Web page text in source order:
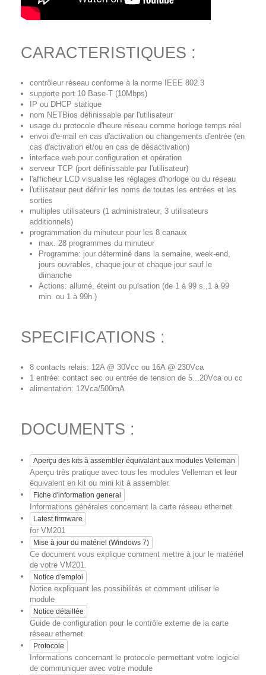
CARACTERISTIQUES :
contrôleur réseau conforme à la norme IEEE 802.3
supporte port 10 Base-T (10Mbps)
IP ou DHCP statique
nom NETBios définissable par l'utilisateur
usage du protocole d'heure réseau comme horloge temps réel
envoi d'e-mail en cas d'activation ou changements d'entrée (en
cas d'activation et/ou en cas de désactivation)
interface web pour configuration et opération
serveur TCP (port définissable par l'utilisateur)
l'afficheur LCD visualise les réglages d'horloge ou du réseau
l'utilisateur peut définir les noms de toutes les entrées et les
sorties
multiples utilisateurs (1 administrateur, 3 utilisateurs
additionnels)
programmation du minuteur pour les 8 canaux
max. 28 programmes du minuteur
Programme: jour déterminé dans la semaine, week-end,
jours ouvrables, chaque jour et chaque jour sauf le
dimanche
Actions: allumé, éteint ou pulsation (de 1 à 99 s.,1 à 99
min. ou 1 à 99h.)
SPECIFICATIONS :
8 contacts relais: 12A @ 30Vcc ou 16A @ 230Vca
1 entrée: contact sec ou entrée de tension de 5...20Vca ou cc
alimentation: 12Vca/500mA
DOCUMENTS :
Aperçu des kits à assembler équivalant aux modules Velleman
Aperçu très pratique avec tous les modules Velleman et leur
équivalent en kit ou mini kit à assembler.
Fiche d'information general
Informations générales concernant la carte réseau ethernet.
Latest firmware
for VM201
Mise à jour du matériel (Windows 7)
Ce document vous explique comment mettre à jour le matériel
de votre VM201.
Notice d'emploi
Notice expliquant les possibilités et comment utiliser le
module
Notice détaillée
Guide de configuration pour le contrôle externe de la carte
réseau ethernet.
Protocole
Informations concernant le protocole permettant votre logiciel
de communiquer avec votre module